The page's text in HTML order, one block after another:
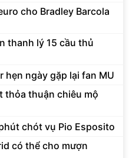
cho Bradley Barcola
thanh lý 15 cầu thủ
hẹn ngày gặp lại fan MU
thỏa thuận chiêu mộ
chót vụ Pio Esposito
có thể cho mượn